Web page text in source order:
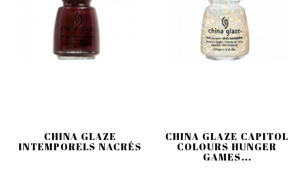
CHINA GLAZE
INTEMPORELS NACRÉS
CHINA GLAZE CAPITOL
COLOURS HUNGER
GAMES...